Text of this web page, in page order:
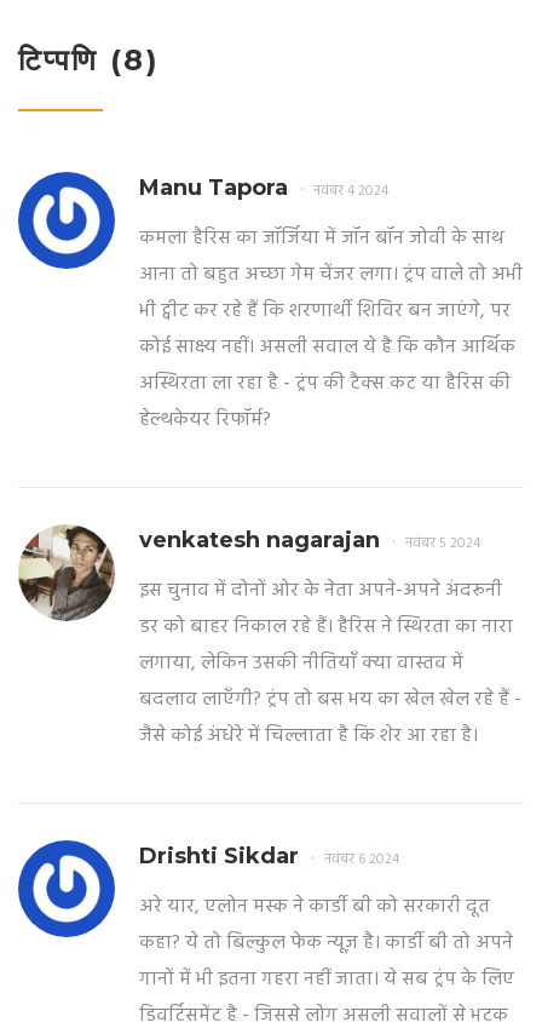
टिप्पणि (8)
Manu Tapora नवंबर 4 2024
कमला हैरिस का जॉर्जिया में जॉन बॉन जोवी के साथ
आना तो बहुत अच्छा गेम चेंजर लगा। ट्रंप वाले तो अभी
भी ट्वीट कर रहे हैं कि शरणार्थी शिविर बन जाएंगे, पर
कोई साक्ष्य नहीं। असली सवाल ये है कि कौन आर्थिक
अस्थिरता ला रहा है - ट्रंप की टैक्स कट या हैरिस की
हेल्थकेयर रिफॉर्म?
venkatesh nagarajan नवंबर 5 2024
इस चुनाव में दोनों ओर के नेता अपने-अपने अंदरूनी
डर को बाहर निकाल रहे हैं। हैरिस ने स्थिरता का नारा
लगाया, लेकिन उसकी नीतियाँ क्या वास्तव में
बदलाव लाएँगी? ट्रंप तो बस भय का खेल खेल रहे हैं -
जैसे कोई अंधेरे में चिल्लाता है कि शेर आ रहा है।
Drishti Sikdar नवंबर 6 2024
अरे यार, एलोन मस्क ने कार्डी बी को सरकारी दूत
कहा? ये तो बिल्कुल फेक न्यूज़ है। कार्डी बी तो अपने
गानों में भी इतना गहरा नहीं जाता। ये सब ट्रंप के लिए
डिवर्टिसमेंट है - जिससे लोग असली सवालों से भटक